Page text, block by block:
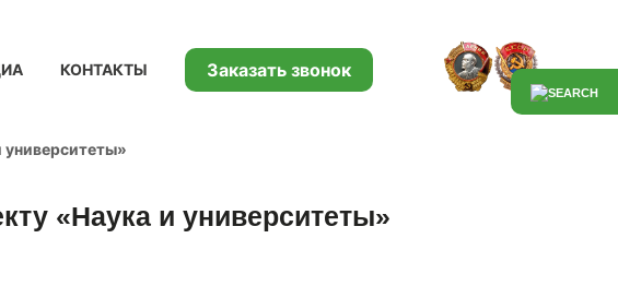
КОНТАКТЫ Заказать звонок
«Наука и университеты»